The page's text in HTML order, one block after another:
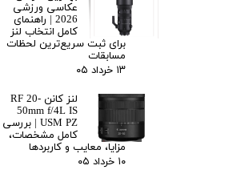
عکاسی ورزشی
2026 | راهنمای
کامل انتخاب لنز
برای ثبت سریع‌ترین لحظات
مسابقات
۱۳ خرداد ۰۵
لنز کانن RF 20-
50mm f/4L IS
USM PZ | بررسی
کامل مشخصات،
مزایا، معایب و کاربردها
۱۰ خرداد ۰۵